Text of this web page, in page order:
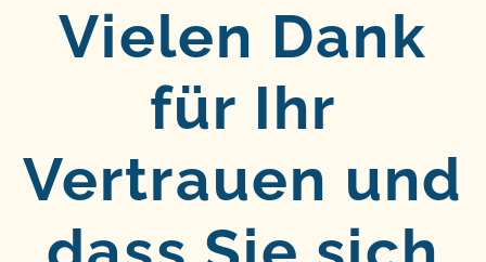
Vielen Dank
für Ihr
Vertrauen und